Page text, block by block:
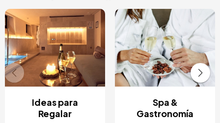
Ideas para
Regalar
Spa &
Gastronomía